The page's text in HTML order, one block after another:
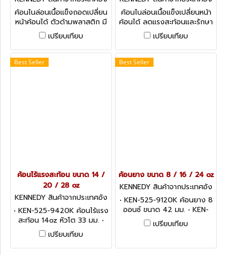
กฤษ-1
ค้อนไนล่อนเนื้อแข็งถอดเปลี่ยน
หน้าค้อนได้ ตัวด้ามพลาสติก มี
ขนาดให้เลือกตั้งแต่ 32 - 50
มม. Nylon Faced Hammers
เปรียบเทียบ
กฤษ KEN-527-2080K
ค้อนไนล่อนเนื้อแข็งเปลี่ยนหน้า
ค้อนได้ ลดแรงสะท้อนและรักษา
ผิวชิ้นงาน มีขนาดให้เลือกตั้งแต่
32 - 50 มม. Nylon Faced
Safe Blow Hammer
เปรียบเทียบ
Best Seller
ค้อนไร้แรงสะท้อน ขนาด 14 /
20 / 28 oz
KENNEDY สินค้าจากประเทศอัง
กฤษ KEN-525-9420K
• KEN-525-9420K ค้อนไร้แรง
สะท้อน 14oz หัวโต 33 มม. •
KEN-525-9440K ค้อนไร้แรง
สะท้อน 20oz หัวโต 43 มม. •
KEN-525-9460K ค้อนไร้แรง
เปรียบเทียบ
Best Seller
ค้อนยาง ขนาด 8 / 16 / 24 oz
KENNEDY สินค้าจากประเทศอัง
กฤษ KEN-525-9120K
• KEN-525-9120K ค้อนยาง 8
ออนซ์ ขนาด 42 มม. • KEN-
525-9160K ค้อนยาง 16 ออนซ์
ขนาด 55 มม. • KEN-525-
ขนาด 65 มม. BLACK RUBBER
เปรียบเทียบ